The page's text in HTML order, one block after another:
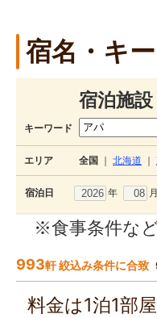
宿名・キ
宿泊施設
キーワード
エリア 全国 北海道
宿泊日 年 月
※食事条件な
993軒 絞込み条件に合致
料金は1泊1部